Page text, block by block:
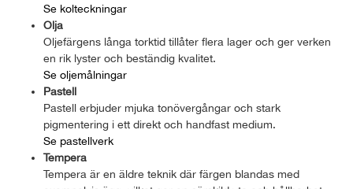
Se kolteckningar
Olja
Oljefärgens långa torktid tillåter flera lager och ger verken
en rik lyster och beständig kvalitet.
Se oljemålningar
Pastell
Pastell erbjuder mjuka tonövergångar och stark
pigmentering i ett direkt och handfast medium.
Se pastellverk
Tempera
Tempera är en äldre teknik där färgen blandas med